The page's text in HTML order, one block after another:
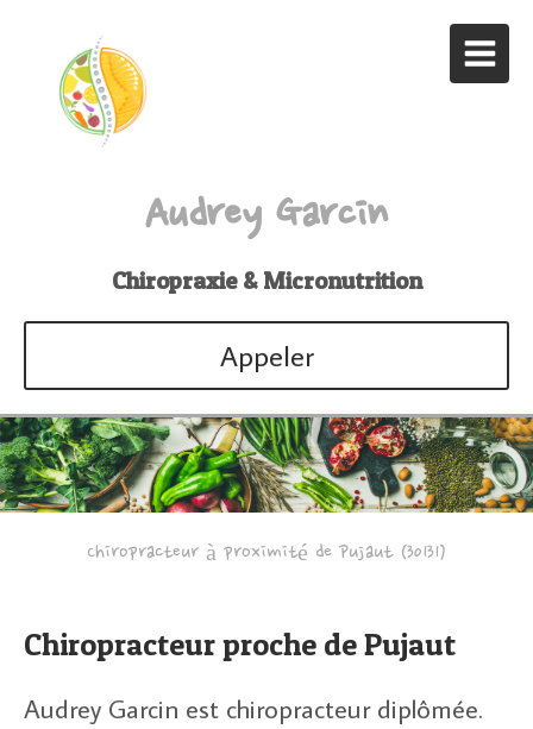
Audrey Garcin
Chiropraxie & Micronutrition
Appeler
Chiropracteur à proximité de Pujaut (30131)
Chiropracteur proche de Pujaut
Audrey Garcin est chiropracteur diplômée.